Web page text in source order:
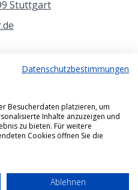
Stuttgart
GmbH
Datenschutzbestimmungen
Besucherdaten platzieren, um
Inhalte anzuzeigen und
zu bieten. Für weitere
Cookies öffnen Sie die
Ablehnen